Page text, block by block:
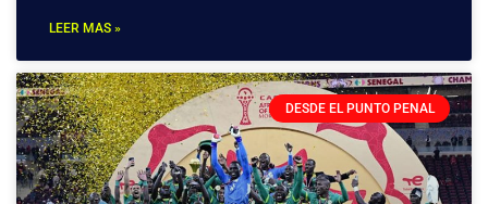
LEER MAS »
DESDE EL PUNTO PENAL